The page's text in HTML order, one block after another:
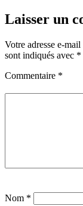
Laisser un
Votre adresse e-
sont indiqués avec *
Commentaire *
Nom *